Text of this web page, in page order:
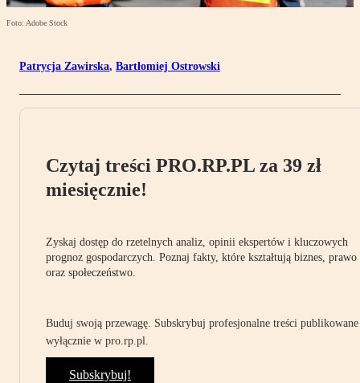
Foto: Adobe Stock
Patrycja Zawirska, Bartłomiej Ostrowski
Czytaj treści PRO.RP.PL za 39 zł
miesięcznie!
Zyskaj dostęp do rzetelnych analiz, opinii ekspertów i kluczowych
prognoz gospodarczych. Poznaj fakty, które kształtują biznes, prawo
oraz społeczeństwo.
Buduj swoją przewagę. Subskrybuj profesjonalne treści publikowane
wyłącznie w pro.rp.pl.
Subskrybuj!